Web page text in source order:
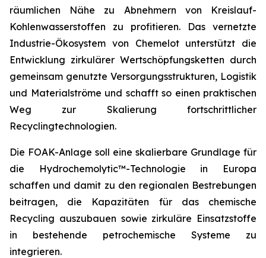
räumlichen Nähe zu Abnehmern von Kreislauf-
Kohlenwasserstoffen zu profitieren. Das vernetzte
Industrie-Ökosystem von Chemelot unterstützt die
Entwicklung zirkulärer Wertschöpfungsketten durch
gemeinsam genutzte Versorgungsstrukturen, Logistik
und Materialströme und schafft so einen praktischen
Weg zur Skalierung fortschrittlicher
Recyclingtechnologien.
Die FOAK-Anlage soll eine skalierbare Grundlage für
die Hydrochemolytic™-Technologie in Europa
schaffen und damit zu den regionalen Bestrebungen
beitragen, die Kapazitäten für das chemische
Recycling auszubauen sowie zirkuläre Einsatzstoffe
in bestehende petrochemische Systeme zu
integrieren.